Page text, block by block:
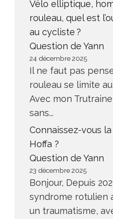
Vélo elliptique,
rouleau, quel est
au cycliste ?
Question de Yann
24 décembre 2025
Il ne faut pas
rouleau se limite
Avec mon
sans...
Connaissez-vous
Hoffa ?
Question de Yann
23 décembre 2025
Bonjour, Depuis
syndrome rotulien
un traumatisme,